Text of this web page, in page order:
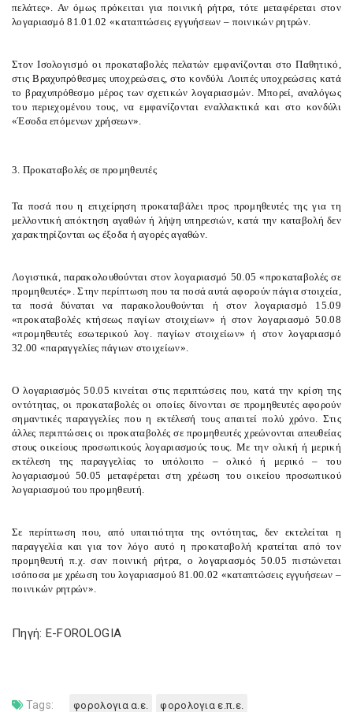
πελάτες». Αν όμως πρόκειται για ποινική ρήτρα, τότε μεταφέρεται στον
λογαριασμό 81.01.02 «καταπτώσεις εγγυήσεων – ποινικών ρητρών.
Στον Ισολογισμό οι προκαταβολές πελατών εμφανίζονται στοΠαθητικό,
στις Βραχυπρόθεσμες υποχρεώσεις, στο κονδύλι Λοιπές υποχρεώσεις κατά
το βραχυπρόθεσμο μέρος των σχετικών λογαριασμών. Μπορεί, αναλόγως
του περιεχομένου τους, να εμφανίζονται εναλλακτικά και στο κονδύλι
«Έσοδα επόμενων χρήσεων».
3. Προκαταβολές σε προμηθευτές
Τα ποσά που η επιχείρηση προκαταβάλει προς προμηθευτές της για τη
μελλοντική απόκτηση αγαθών ή λήψη υπηρεσιών, κατά την καταβολή δεν
χαρακτηρίζονται ως έξοδα ή αγορές αγαθών.
Λογιστικά, παρακολουθούνται στον λογαριασμό 50.05 «προκαταβολές σε
προμηθευτές». Στην περίπτωση που τα ποσά αυτά αφορούν πάγια στοιχεία,
τα ποσά δύναται να παρακολουθούνται ή στον λογαριασμό 15.09
«προκαταβολές κτήσεως παγίων στοιχείων» ή στον λογαριασμό 50.08
«προμηθευτές εσωτερικού λογ. παγίων στοιχείων» ή στον λογαριασμό
32.00 «παραγγελίες πάγιων στοιχείων».
Ο λογαριασμός 50.05 κινείται στις περιπτώσεις που, κατά την κρίση της
οντότητας, οι προκαταβολές οι οποίες δίνονται σε προμηθευτές αφορούν
σημαντικές παραγγελίες που η εκτέλεσή τους απαιτεί πολύ χρόνο. Στις
άλλες περιπτώσεις οι προκαταβολές σε προμηθευτές χρεώνονται απευθείας
στους οικείους προσωπικούς λογαριασμούς τους. Με την ολική ή μερική
εκτέλεση της παραγγελίας το υπόλοιπο – ολικό ή μερικό – του
λογαριασμού 50.05 μεταφέρεται στη χρέωση του οικείου προσωπικού
λογαριασμού του προμηθευτή.
Σε περίπτωση που, από υπαιτιότητα της οντότητας, δεν εκτελείται η
παραγγελία και για τον λόγο αυτό η προκαταβολή κρατείται από τον
προμηθευτή π.χ. σαν ποινική ρήτρα, ο λογαριασμός 50.05 πιστώνεται
ισόποσα με χρέωση του λογαριασμού 81.00.02 «καταπτώσεις εγγυήσεων –
ποινικών ρητρών».
Πηγή: E-FOROLOGIA
Tags: φορολογια α.ε. φορολογια ε.π.ε.